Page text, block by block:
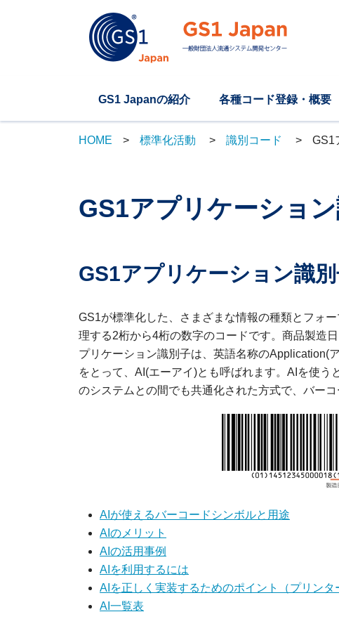
GS1 Japanの紹介 各種コード登録・概要
HOME 標準化活動 識別コード GS1
GS1アプリケーショ
GS1アプリケーション識
GS1が標準化した、さまざまな情報の種類とフォ
理する2桁から4桁の数字のコードです。商品製造
プリケーション識別子は、英語名称のApplication(
をとって、AI(エーアイ)とも呼ばれます。AIを使
のシステムとの間でも共通化された方式で、バー
AIが使えるバーコードシンボルと用途
AIのメリット
AIの活用事例
AIを利用するには
AIを正しく実装するためのポイント（プリンタ
AI一覧表